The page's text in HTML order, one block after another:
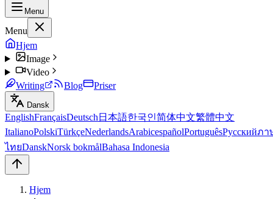
Menu
Menu
Hjem
Image
Video
Writing
Blog Priser
Dansk
EnglishFrançaisDeutsch 日本語한국인简体中文繁體中文
ItalianoPolskiTürkçeNederlandsArabicespañolPortuguêsРусскийภา
ไทยDanskNorsk bokmålBahasa Indonesia
Hjem